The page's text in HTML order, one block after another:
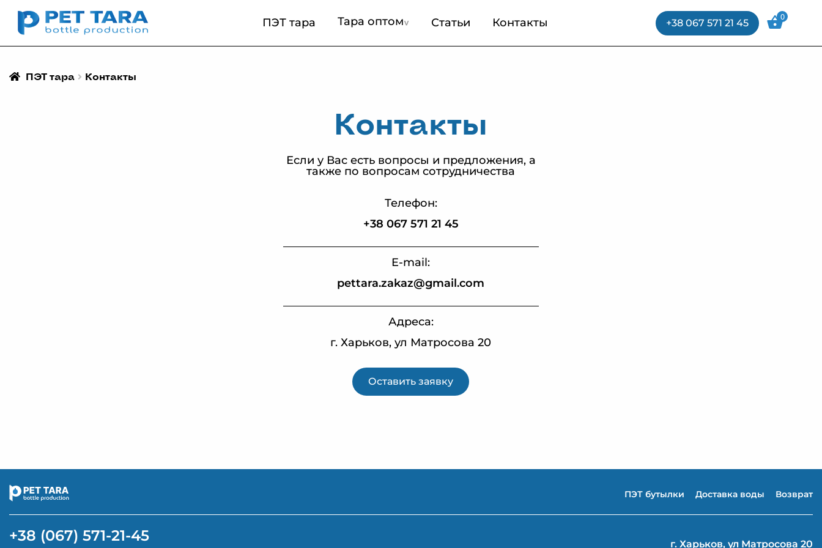
ПЭТ тара Тара оптом Статьи Контакты +38 067 571 21 45
0
ПЭТ тара Контакты
Контакты
Если у Вас есть вопросы и предложения, а
также по вопросам сотрудничества
Телефон:
+38 067 571 21 45
E-mail:
pettara.zakaz@gmail.com
Адреса:
г. Харьков, ул Матросова 20
Оставить заявку
ПЭТ бутылки Доставка воды Возврат
+38 (067) 571-21-45 г. Харьков, ул Матросова 20